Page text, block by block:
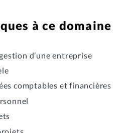
à ce domaine
d’une entreprise
comptables et financières